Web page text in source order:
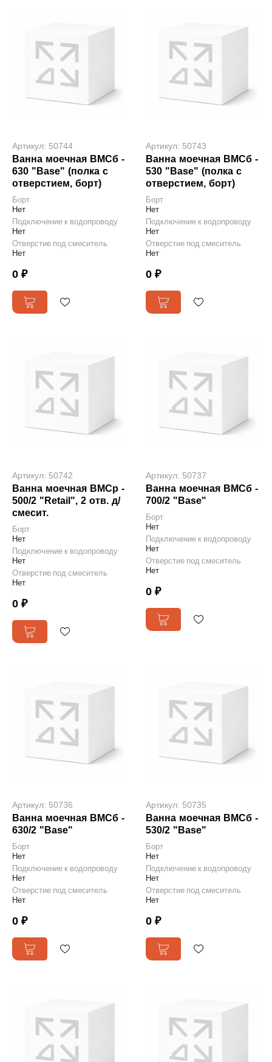
Артикул: 50744
Ванна моечная ВМСб -
630 "Base" (полка с
отверстием, борт)
Борт
Нет
Подключение к водопроводу
Нет
Отверстие под смеситель
Нет
0 ₽
Артикул: 50743
Ванна моечная ВМСб -
530 "Base" (полка с
отверстием, борт)
Борт
Нет
Подключение к водопроводу
Нет
Отверстие под смеситель
Нет
0 ₽
Артикул: 50742
Ванна моечная ВМСр -
500/2 "Retail", 2 отв. д/
смесит.
Борт
Нет
Подключение к водопроводу
Нет
Отверстие под смеситель
Нет
0 ₽
Артикул: 50737
Ванна моечная ВМСб -
700/2 "Base"
Борт
Нет
Подключение к водопроводу
Нет
Отверстие под смеситель
Нет
0 ₽
Артикул: 50736
Ванна моечная ВМСб -
630/2 "Base"
Борт
Нет
Подключение к водопроводу
Нет
Отверстие под смеситель
Нет
0 ₽
Артикул: 50735
Ванна моечная ВМСб -
530/2 "Base"
Борт
Нет
Подключение к водопроводу
Нет
Отверстие под смеситель
Нет
0 ₽